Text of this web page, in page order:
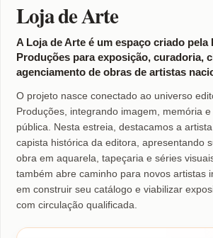
Loja de Arte
A Loja de Arte é um espaço criado pela
Produções para exposição, curadoria,
agenciamento de obras de artistas
O projeto nasce conectado ao universo
Produções, integrando imagem, memória
pública. Nesta estreia, destacamos a
capista histórica da editora, apresentando
obra em aquarela, tapeçaria e séries
também abre caminho para novos artistas
em construir seu catálogo e viabilizar
com circulação qualificada.